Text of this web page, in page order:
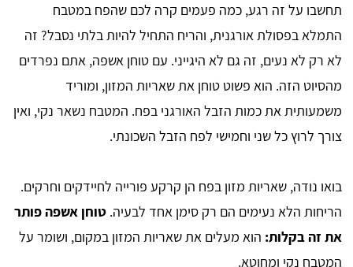
תחשבו על זה רגע, כמה פעמים קרה לכם שהפח במטבח
התמלא בפסולת אורגנית, והריח התחיל להיות בלתי נסבל? זה
לא רק לא נעים, זה גם לא היגייני. עם טוחן אשפה, אתם נפרדים
מהסיוט הזה. הוא פשוט טוחן את שאריות המזון, ומוריד
משמעותית את כמות הזבל האורגני בפח. המטבח נשאר נקי, ואין
צורך לרוץ כל שני וחמישי לפח הזבל השכונתי.
בואו נודה, שאריות מזון בפח הן קרקע פורייה לחיידקים וחרקים.
הריחות הלא נעימים הם רק סימן אחד לבעיה. טוחן אשפה פותר
את זה בקלות: הוא מעלים את שאריות המזון במקום, ושומר על
המטבח נקי ומחוטא.